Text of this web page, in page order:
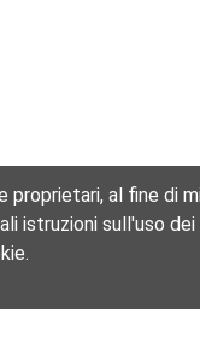
al fine di
istruzioni sull'uso